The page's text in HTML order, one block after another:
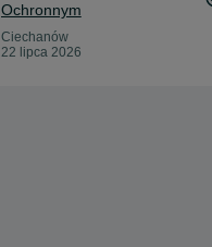
Ochronnym
Ciechanów
22 lipca 2026